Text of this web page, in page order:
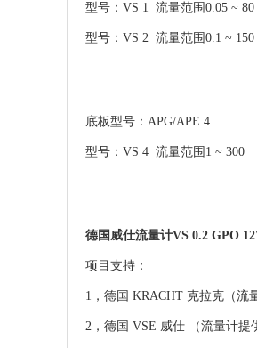
型号：VS 1 流量范围0.05 ~
型号：VS 2 流量范围0.1 ~
底板型号：APG/APE 4
型号：VS 4 流量范围1 ~ 300
德国威仕流量计VS 0.2 GPO
项目支持：
1，德国 KRACHT 克拉克（流
2，德国 VSE 威仕 （流量计